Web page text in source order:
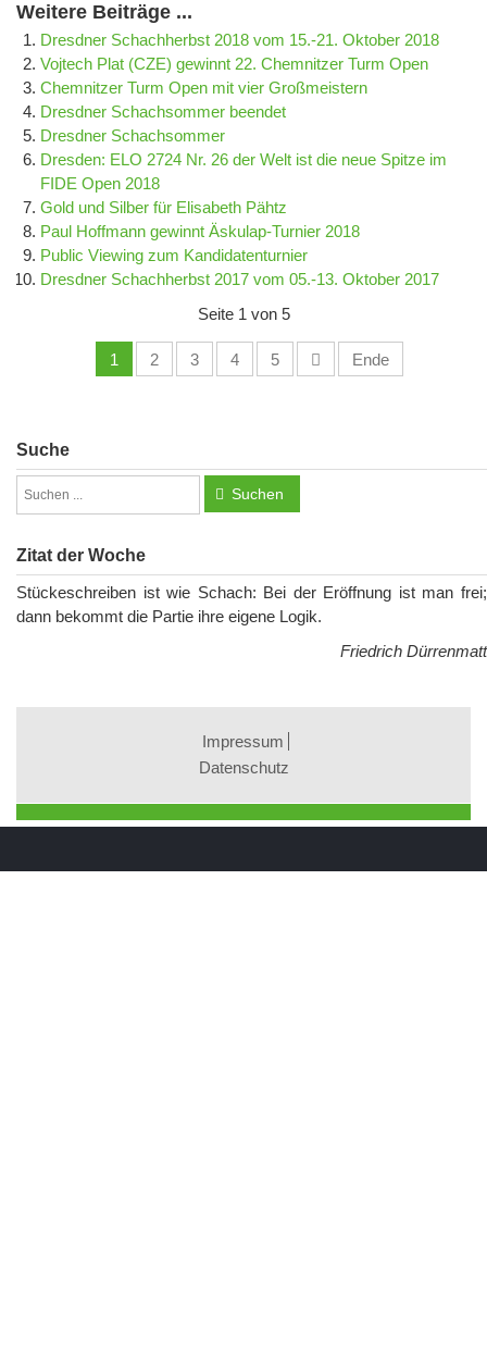
Weitere Beiträge ...
Dresdner Schachherbst 2018 vom 15.-21. Oktober 2018
Vojtech Plat (CZE) gewinnt 22. Chemnitzer Turm Open
Chemnitzer Turm Open mit vier Großmeistern
Dresdner Schachsommer beendet
Dresdner Schachsommer
Dresden: ELO 2724 Nr. 26 der Welt ist die neue Spitze im
FIDE Open 2018
Gold und Silber für Elisabeth Pähtz
Paul Hoffmann gewinnt Äskulap-Turnier 2018
Public Viewing zum Kandidatenturnier
Dresdner Schachherbst 2017 vom 05.-13. Oktober 2017
Seite 1 von 5
1 2 3 4 5 Ende
Suche
Suchen
Zitat der Woche
Stückeschreiben ist wie Schach: Bei der Eröffnung ist man frei;
dann bekommt die Partie ihre eigene Logik.
Friedrich Dürrenmatt
Impressum
Datenschutz